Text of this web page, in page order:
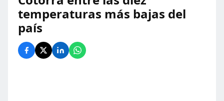
temperaturas más bajas del
país